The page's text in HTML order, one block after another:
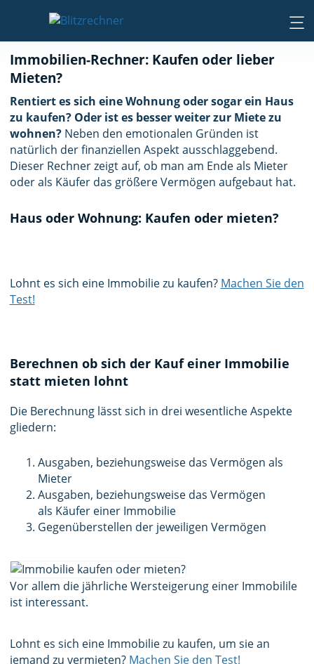
Immobilien-Rechner: Kaufen oder lieber
Mieten?
Rentiert es sich eine Wohnung oder sogar ein Haus
zu kaufen? Oder ist es besser weiter zur Miete zu
wohnen?Neben den emotionalen Gründen ist
natürlich der finanziellen Aspekt ausschlaggebend.
Dieser Rechner zeigt auf, ob man am Ende als Mieter
oder als Käufer das größere Vermögen aufgebaut hat.
Haus oder Wohnung: Kaufen oder mieten?
Lohnt es sich eine Immobilie zu kaufen? Machen Sie den
Test!
Berechnen ob sich der Kauf einer Immobilie
statt mieten lohnt
Die Berechnung lässt sich in drei wesentliche Aspekte
gliedern:
Ausgaben, beziehungsweise das Vermögen als
Mieter
Ausgaben, beziehungsweise das Vermögen
als Käufer einer Immobilie
Gegenüberstellen der jeweiligen Vermögen
Vor allem die jährliche Wersteigerung einer Immobilile
ist interessant.
Lohnt es sich eine Immobilie zu kaufen, um sie an
jemand zu vermieten? Machen Sie den Test!